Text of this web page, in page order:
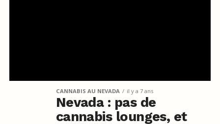
CANNABIS AU NEVADA il y a 7 ans
Nevada : pas de
cannabis lounges, et